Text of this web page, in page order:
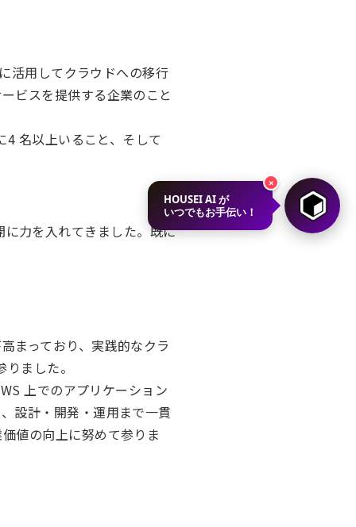
活用してクラウドへの移行
ビスを提供する企業のこと
名以上いること、そして
力を入れてきました。既に
まっており、実践的なクラ
ました。
上でのアプリケーション
設計・開発・運用まで一貫
値の向上に努めて参りま
HOUSEI AI が
いつでもお手伝い！
×